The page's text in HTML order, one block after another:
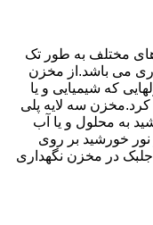
های مختلف به طور تک
می باشد.از مخزن
که شیمیایی و یا
سه لایه پلی
به محلول و یا آب
خورشید بر روی
جلبک در مخزن نگهداری